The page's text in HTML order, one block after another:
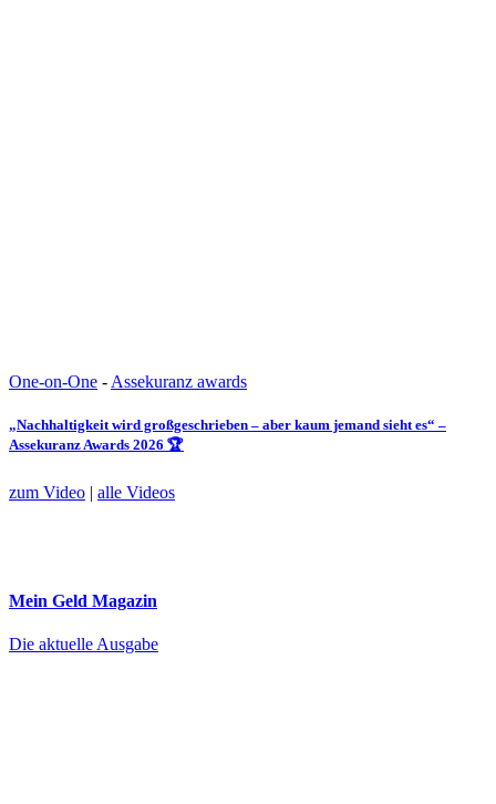
One-on-One - Assekuranz awards
„Nachhaltigkeit wird großgeschrieben – aber kaum jemand sieht es“ –
Assekuranz Awards 2026 🏆
zum Video | alle Videos
Mein Geld Magazin
Die aktuelle Ausgabe